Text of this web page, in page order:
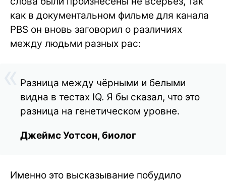
как в документальном фильме для канала
PBS он вновь заговорил о различиях
между людьми разных рас:
Разница между чёрными и белыми
видна в тестах IQ. Я бы сказал, что это
разница на генетическом уровне.
Джеймс Уотсон, биолог
Именно это высказывание побудило